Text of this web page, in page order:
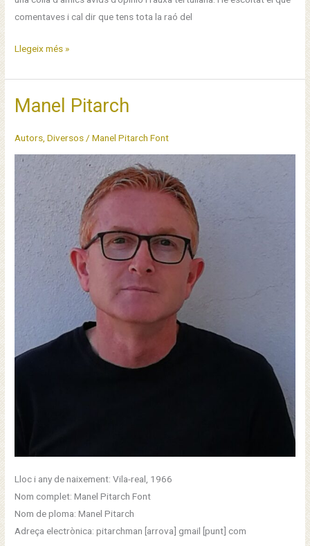
comentaves i cal dir que tens tota la raó del
Poesia
vigent.
Manel
Grau,
anys
després.
Llegeix més »
Manel Pitarch
Autors ,Diversos /Manel Pitarch Font
Lloc i any de naixement: Vila-real, 1966
Nom complet: Manel Pitarch Font
Nom de ploma: Manel Pitarch
Adreça electrònica: pitarchman [arrova] gmail [punt] com